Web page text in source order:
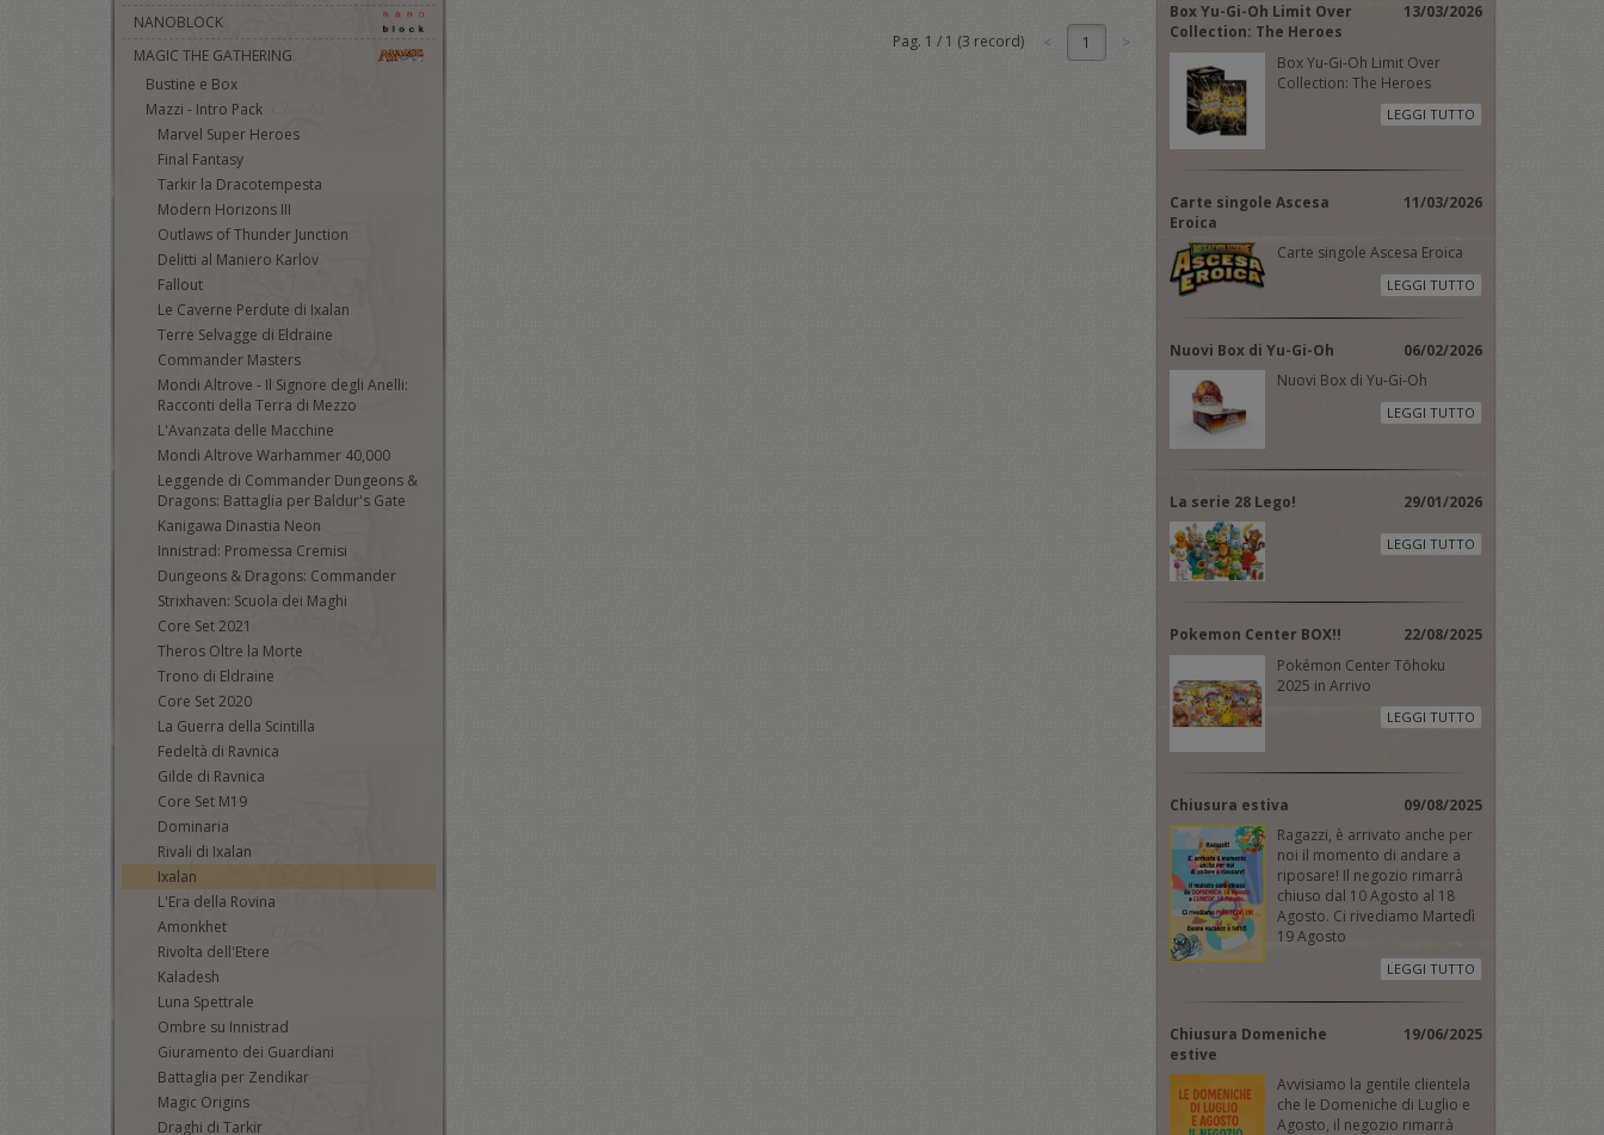
NANOBLOCK
MAGIC THE GATHERING
Bustine e Box
Mazzi - Intro Pack
Marvel Super Heroes
Final Fantasy
Tarkir la Dracotempesta
Modern Horizons III
Outlaws of Thunder Junction
Delitti al Maniero Karlov
Fallout
Le Caverne Perdute di Ixalan
Terre Selvagge di Eldraine
Commander Masters
Mondi Altrove - Il Signore degli Anelli:
Racconti della Terra di Mezzo
L'Avanzata delle Macchine
Mondi Altrove Warhammer 40,000
Leggende di Commander Dungeons &
Dragons: Battaglia per Baldur's Gate
Kanigawa Dinastia Neon
Innistrad: Promessa Cremisi
Dungeons & Dragons: Commander
Strixhaven: Scuola dei Maghi
Core Set 2021
Theros Oltre la Morte
Trono di Eldraine
Core Set 2020
La Guerra della Scintilla
Fedeltà di Ravnica
Gilde di Ravnica
Core Set M19
Dominaria
Rivali di Ixalan
Ixalan
L'Era della Rovina
Amonkhet
Rivolta dell'Etere
Kaladesh
Luna Spettrale
Ombre su Innistrad
Giuramento dei Guardiani
Battaglia per Zendikar
Magic Origins
Draghi di Tarkir
Pag. 1 / 1 (3 record) 1
Box Yu-Gi-Oh Limit Over
Collection: The Heroes
13/03/2026
Box Yu-Gi-Oh Limit Over
Collection: The Heroes
LEGGI TUTTO
Carte singole Ascesa
Eroica
11/03/2026
Carte singole Ascesa Eroica
LEGGI TUTTO
Nuovi Box di Yu-Gi-Oh
06/02/2026
Nuovi Box di Yu-Gi-Oh
LEGGI TUTTO
La serie 28 Lego! 29/01/2026
LEGGI TUTTO
Pokemon Center BOX!!
22/08/2025
Pokémon Center Tōhoku
2025 in Arrivo
LEGGI TUTTO
Chiusura estiva
09/08/2025
Ragazzi, è arrivato anche per
noi il momento di andare a
riposare! Il negozio rimarrà
chiuso dal 10 Agosto al 18
Agosto. Ci rivediamo Martedì
19 Agosto
LEGGI TUTTO
Chiusura Domeniche
estive
19/06/2025
Avvisiamo la gentile clientela
che le Domeniche di Luglio e
Agosto, il negozio rimarrà